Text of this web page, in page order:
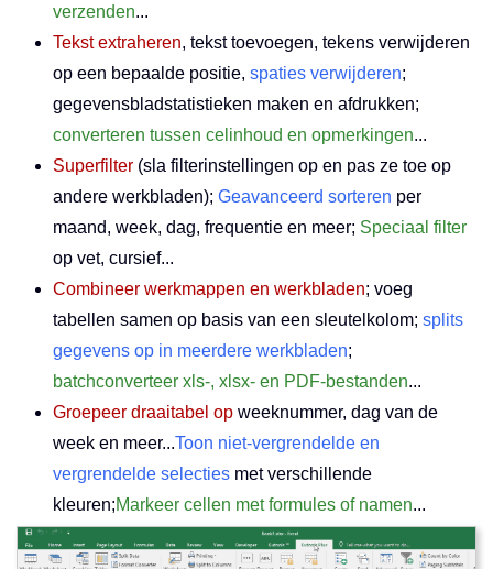
verzenden...
Tekst extraheren, tekst toevoegen, tekens verwijderen
op een bepaalde positie, spaties verwijderen;
gegevensbladstatistieken maken en afdrukken;
converteren tussen celinhoud en opmerkingen...
Superfilter (sla filterinstellingen op en pas ze toe op
andere werkbladen); Geavanceerd sorteren per
maand, week, dag, frequentie en meer; Speciaal filter
op vet, cursief...
Combineer werkmappen en werkbladen; voeg
tabellen samen op basis van een sleutelkolom; splits
gegevens op in meerdere werkbladen;
batchconverteer xls-, xlsx- en PDF-bestanden...
Groepeer draaitabel op weeknummer, dag van de
week en meer...Toon niet-vergrendelde en
vergrendelde selecties met verschillende
kleuren;Markeer cellen met formules of namen...